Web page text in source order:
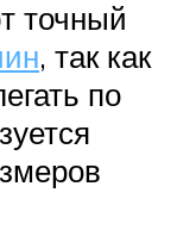
точный
, так как
по